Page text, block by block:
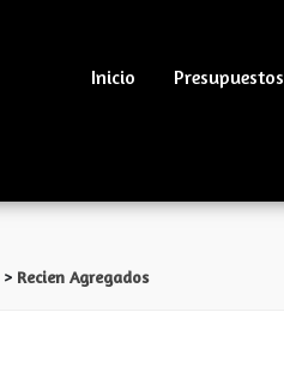
Inicio Presupuestos
> Recien Agregados